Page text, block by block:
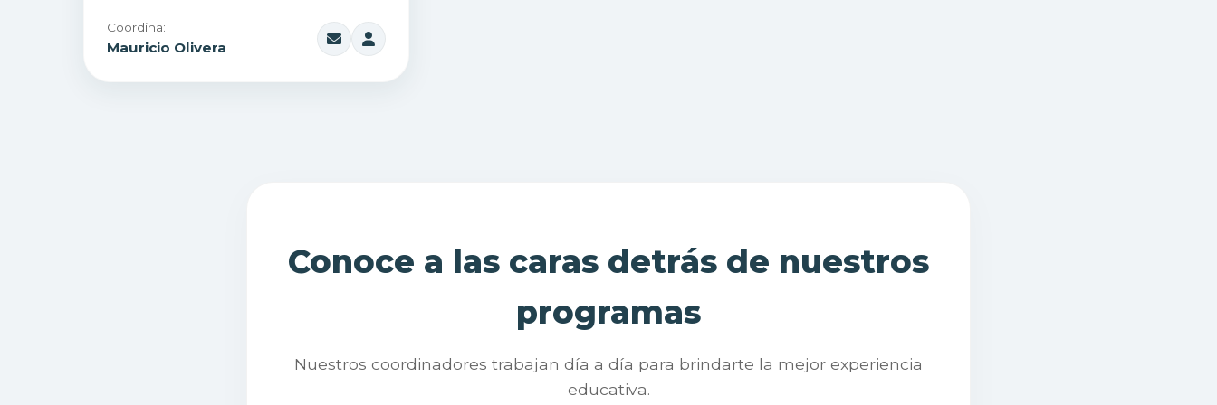
Coordina:
Mauricio Olivera
Conoce a las caras detrás de nuestros
programas
Nuestros coordinadores trabajan día a día para brindarte la mejor experiencia
educativa.